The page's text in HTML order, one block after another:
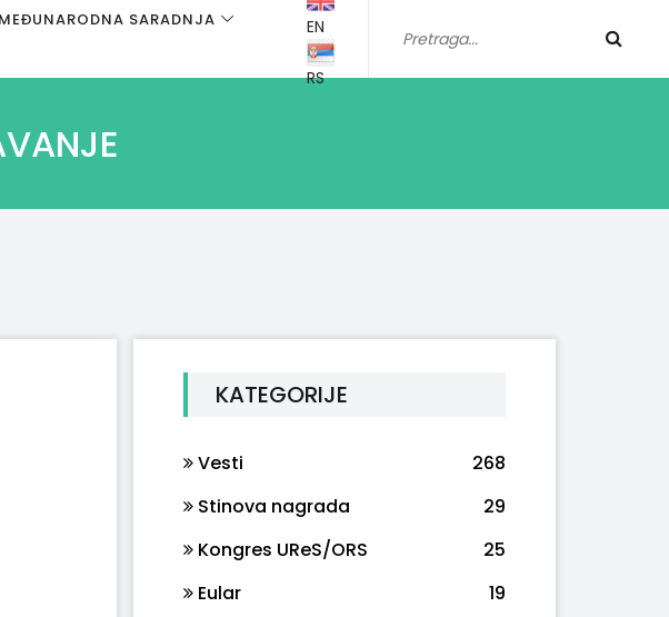
MEĐUNARODNA SARADNJA
EN
RS
KATEGORIJE
Vesti
268
Stinova nagrada
29
Kongres UReS/ORS
25
Eular
19